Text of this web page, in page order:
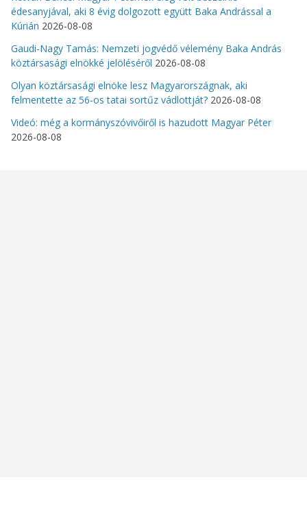
édesanyjával, aki 8 évig dolgozott együtt Baka Andrással a
Kúrián 2026-08-08
Gaudi-Nagy Tamás: Nemzeti jogvédő vélemény Baka András
köztársasági elnökké jelöléséről 2026-08-08
Olyan köztársasági elnöke lesz Magyarországnak, aki
felmentette az 56-os tatai sortűz vádlottját? 2026-08-08
Videó: még a kormányszóvivőiről is hazudott Magyar Péter
2026-08-08